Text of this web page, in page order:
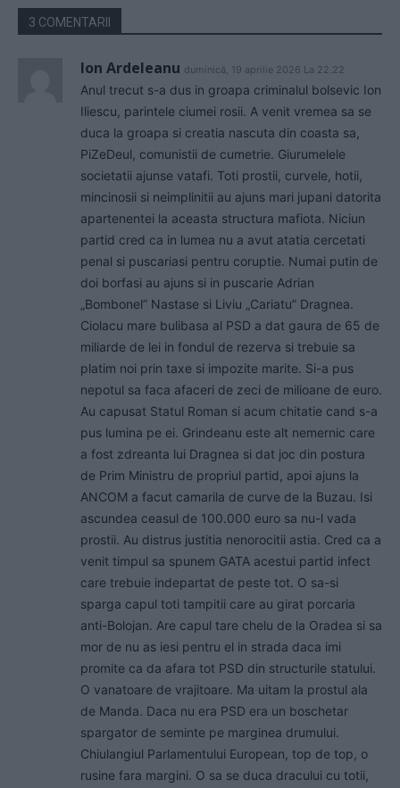
3 COMENTARII
Ion Ardeleanu duminică, 19 aprilie 2026 La 22.22
Anul trecut s-a dus in groapa criminalul bolsevic Ion
Iliescu, parintele ciumei rosii. A venit vremea sa se
duca la groapa si creatia nascuta din coasta sa,
PiZeDeul, comunistii de cumetrie. Giurumelele
societatii ajunse vatafi. Toti prostii, curvele, hotii,
mincinosii si neimplinitii au ajuns mari jupani datorita
apartenentei la aceasta structura mafiota. Niciun
partid cred ca in lumea nu a avut atatia cercetati
penal si puscariasi pentru coruptie. Numai putin de
doi borfasi au ajuns si in puscarie Adrian
„Bombonel” Nastase si Liviu „Cariatu” Dragnea.
Ciolacu mare bulibasa al PSD a dat gaura de 65 de
miliarde de lei in fondul de rezerva si trebuie sa
platim noi prin taxe si impozite marite. Si-a pus
nepotul sa faca afaceri de zeci de milioane de euro.
Au capusat Statul Roman si acum chitatie cand s-a
pus lumina pe ei. Grindeanu este alt nemernic care
a fost zdreanta lui Dragnea si dat joc din postura
de Prim Ministru de propriul partid, apoi ajuns la
ANCOM a facut camarila de curve de la Buzau. Isi
ascundea ceasul de 100.000 euro sa nu-l vada
prostii. Au distrus justitia nenorocitii astia. Cred ca a
venit timpul sa spunem GATA acestui partid infect
care trebuie indepartat de peste tot. O sa-si
sparga capul toti tampitii care au girat porcaria
anti-Bolojan. Are capul tare chelu de la Oradea si sa
mor de nu as iesi pentru el in strada daca imi
promite ca da afara tot PSD din structurile statului.
O vanatoare de vrajitoare. Ma uitam la prostul ala
de Manda. Daca nu era PSD era un boschetar
spargator de seminte pe marginea drumului.
Chiulangiul Parlamentului European, top de top, o
rusine fara margini. O sa se duca dracului cu totii,